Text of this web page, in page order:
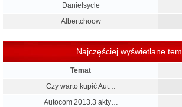
Danielsycle
Albertchoow
Najczęściej wyświetlane
Temat
Czy warto kupić Aut…
Autocom 2013.3 akty…